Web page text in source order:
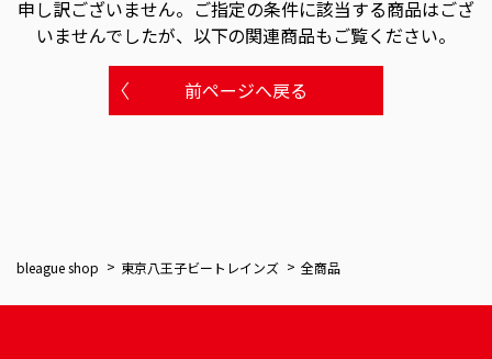
申し訳ございません。 ご指定の条件に該当する商品はござ
いませんでしたが、以下の関連商品もご覧ください。
前ページへ戻る
bleague shop 東京八王子ビートレインズ 全商品